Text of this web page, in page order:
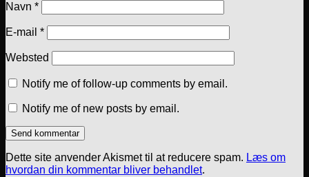
Navn *
E-mail *
Websted
Notify me of follow-up comments by email.
Notify me of new posts by email.
Dette site anvender Akismet til at reducere spam. Læs om
hvordan din kommentar bliver behandlet.